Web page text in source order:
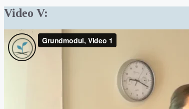
Video V: